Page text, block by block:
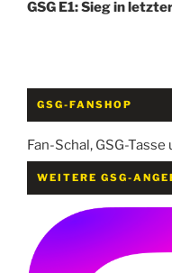
GSG E1: Sieg in
GSG-FANSHOP
Fan-Schal, GSG-Tasse
WEITERE GSG-